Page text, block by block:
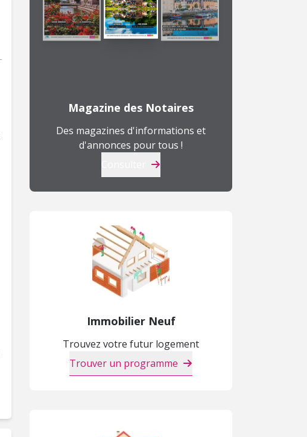
Magazine des Notaires
Des magazines d'informations et
d'annonces pour tous !
Immobilier Neuf
Trouvez votre futur logement
Trouver un programme